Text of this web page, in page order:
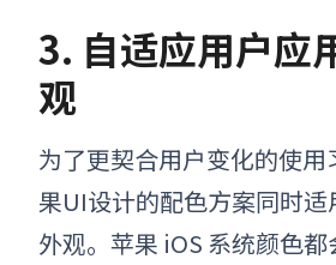
3. 自适应用户应
观
为了更契合用户变化的使
果UI设计的配色方案同时
外观。 苹果 iOS 系统颜色